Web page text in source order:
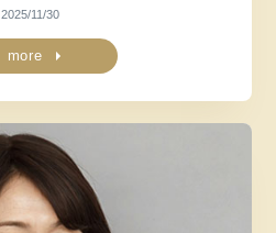
2025/11/30
more